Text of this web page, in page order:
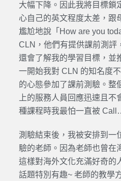
大幅下降。因此我將目標鎖
心自己的英文程度太差，跟
尷尬地說「How are you
CLN，他們有提供課前測評
還會了解我的學習目標，並
一開始我對 CLN 的知名度
的心態參加了課前測驗。整
上的服務人員回應迅速且
種課程時我最怕一直被
測驗結束後，我被安排到一
驗的老師。因為老師也曾在
這樣對海外文化充滿好奇的
話題特別有趣~ 老師的教學